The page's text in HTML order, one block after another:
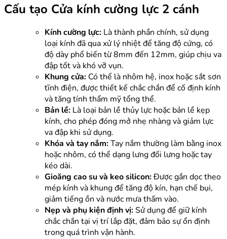
Cấu tạo Cửa kính cường lực 2 cánh
Kính cường lực: Là thành phần chính, sử dụng
loại kính đã qua xử lý nhiệt để tăng độ cứng, có
độ dày phổ biến từ 8mm đến 12mm, giúp chịu va
đập tốt và khó vỡ vụn.
Khung cửa: Có thể là nhôm hệ, inox hoặc sắt sơn
tĩnh điện, được thiết kế chắc chắn để cố định kính
và tăng tính thẩm mỹ tổng thể.
Bản lề: Là loại bản lề thủy lực hoặc bản lề kẹp
kính, cho phép đóng mở nhẹ nhàng và giảm lực
va đập khi sử dụng.
Khóa và tay nắm:Tay nắm thường làm bằng inox
hoặc nhôm, có thể dạng lưng đối lưng hoặc tay
kéo dài.
Gioăng cao su và keo silicon:Được gắn dọc theo
mép kính và khung để tăng độ kín, hạn chế bụi,
giảm tiếng ồn và nước mưa thấm vào.
Nẹp và phụ kiện định vị:Sử dụng để giữ kính
chắc chắn tại vị trí lắp đặt, đảm bảo sự ổn định
trong quá trình vận hành.